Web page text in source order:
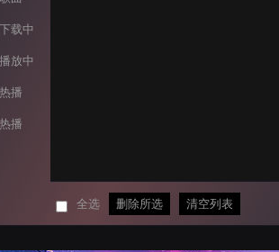
载中
放中
播
播
全选 删除所选 清空列表